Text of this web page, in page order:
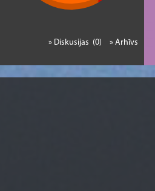
» Arhīvs
» Diskusijas (0)